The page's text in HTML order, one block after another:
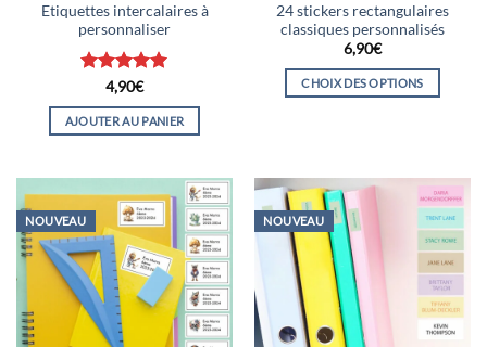
Etiquettes intercalaires à
personnaliser
Note5sur
5
4,90€
AJOUTER AU PANIER
24 stickers rectangulaires
classiques personnalisés
6,90€
CHOIX DES OPTIONS
plusieurs
variations.
choisies
sur
NOUVEAU NOUVEAU